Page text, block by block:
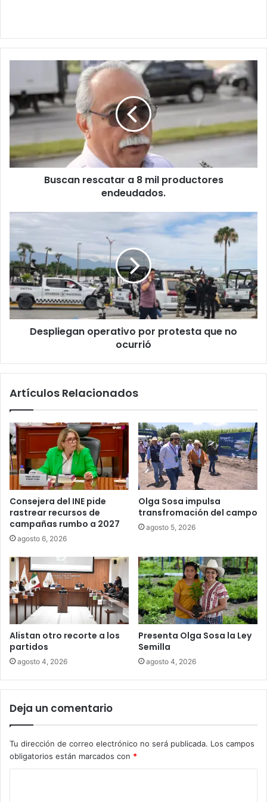
Buscan rescatar a 8 mil productores
endeudados.
Despliegan operativo por protesta que no
ocurrió
Artículos Relacionados
Consejera del INE pide
rastrear recursos de
campañas rumbo a 2027
agosto 6, 2026
Olga Sosa impulsa
transfromación del campo
agosto 5, 2026
Alistan otro recorte a los
partidos
agosto 4, 2026
Presenta Olga Sosa la Ley
Semilla
agosto 4, 2026
Deja un comentario
Tu dirección de correo electrónico no será publicada. Los campos
obligatorios están marcados con *